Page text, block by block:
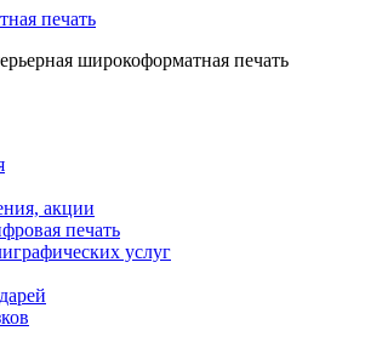
печать
широкоформатная печать
акции
печать
услуг